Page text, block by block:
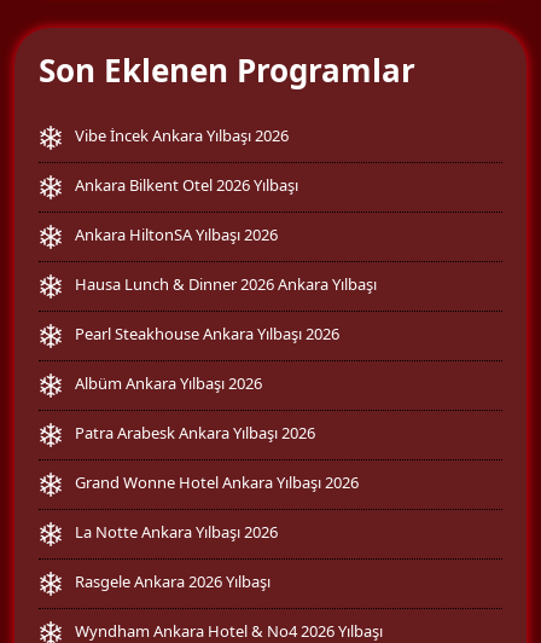
Son Eklenen Programlar
Vibe İncek Ankara Yılbaşı 2026
Ankara Bilkent Otel 2026 Yılbaşı
Ankara HiltonSA Yılbaşı 2026
Hausa Lunch & Dinner 2026 Ankara Yılbaşı
Pearl Steakhouse Ankara Yılbaşı 2026
Albüm Ankara Yılbaşı 2026
Patra Arabesk Ankara Yılbaşı 2026
Grand Wonne Hotel Ankara Yılbaşı 2026
La Notte Ankara Yılbaşı 2026
Rasgele Ankara 2026 Yılbaşı
Wyndham Ankara Hotel & No4 2026 Yılbaşı